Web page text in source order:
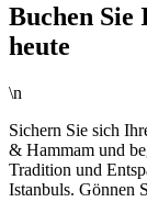
Buchen
heute
\n
Sichern Sie sich
& Hammam und
Tradition und
Istanbuls. Gönnen